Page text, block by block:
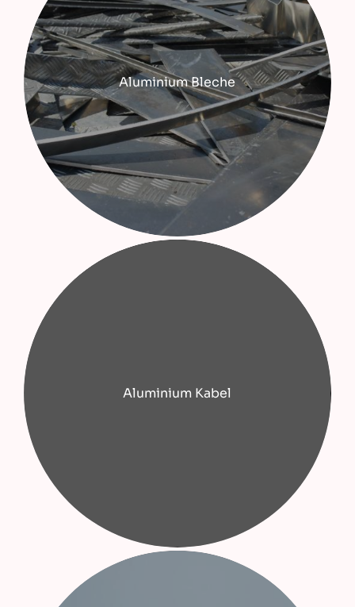
Aluminium Bleche
Aluminium Kabel